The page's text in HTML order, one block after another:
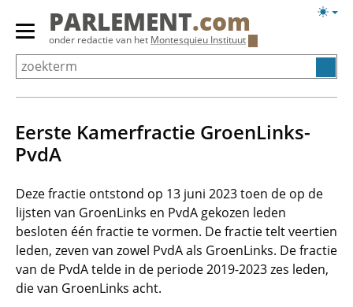
Overslaan
Primair
menu
tonen/verbergen
PARLEMENT.com
onder redactie van het Montesquieu Instituut
Eerste Kamerfractie GroenLinks-
PvdA
Deze fractie ontstond op 13 juni 2023 toen de op de
lijsten van GroenLinks en PvdA gekozen leden
besloten één fractie te vormen. De fractie telt veertien
leden, zeven van zowel PvdA als GroenLinks. De fractie
van de PvdA telde in de periode 2019-2023 zes leden,
die van GroenLinks acht.